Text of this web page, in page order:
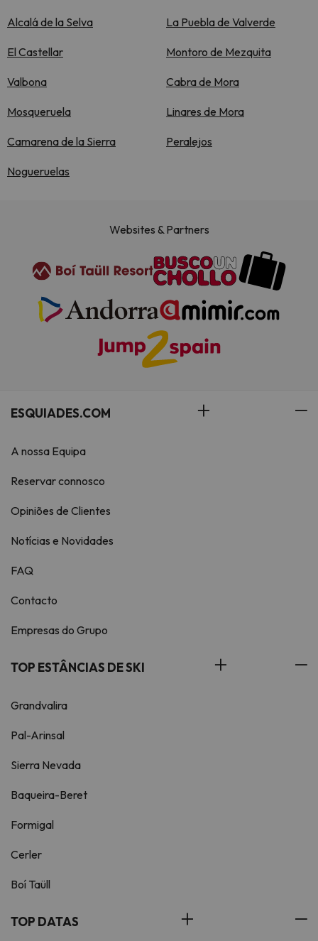
Alcalá de la Selva La Puebla de Valverde
El Castellar Montoro de Mezquita
Valbona Cabra de Mora
Mosqueruela Linares de Mora
Camarena de la Sierra Peralejos
Nogueruelas
Websites & Partners
ESQUIADES.COM
A nossa Equipa
Reservar connosco
Opiniões de Clientes
Notícias e Novidades
FAQ
Contacto
Empresas do Grupo
TOP ESTÂNCIAS DE SKI
Grandvalira
Pal-Arinsal
Sierra Nevada
Baqueira-Beret
Formigal
Cerler
Boí Taüll
TOP DATAS